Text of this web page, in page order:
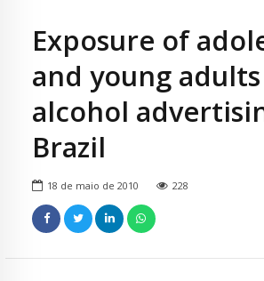
Exposure of
and young
alcohol
Brazil
18 de maio de 2010 228